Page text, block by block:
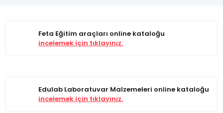
Feta Eğitim araçları online kataloğu
incelemek için tıklayınız.
Edulab Laboratuvar Malzemeleri online kataloğu
incelemek için tıklayınız.